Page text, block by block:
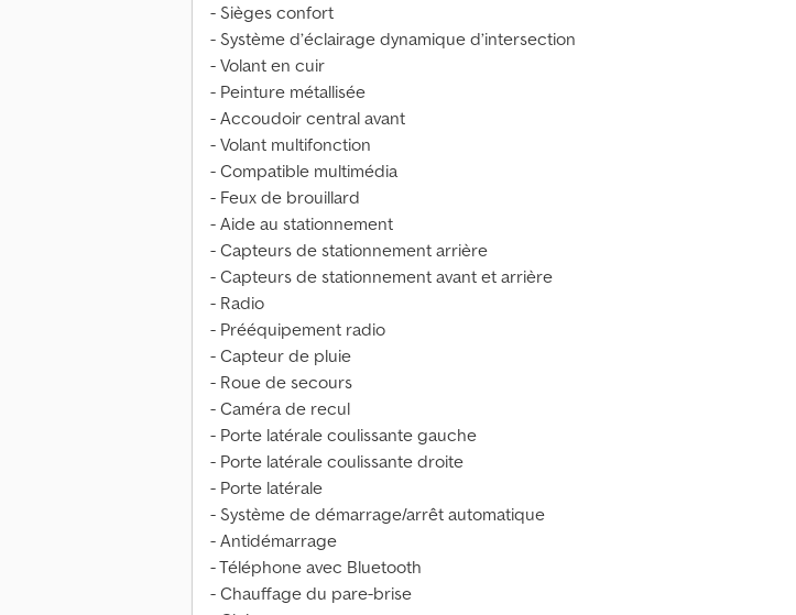
- Sièges confort
- Système d’éclairage dynamique d’intersection
- Volant en cuir
- Peinture métallisée
- Accoudoir central avant
- Volant multifonction
- Compatible multimédia
- Feux de brouillard
- Aide au stationnement
- Capteurs de stationnement arrière
- Capteurs de stationnement avant et arrière
- Radio
- Prééquipement radio
- Capteur de pluie
- Roue de secours
- Caméra de recul
- Porte latérale coulissante gauche
- Porte latérale coulissante droite
- Porte latérale
- Système de démarrage/arrêt automatique
- Antidémarrage
- Téléphone avec Bluetooth
- Chauffage du pare-brise